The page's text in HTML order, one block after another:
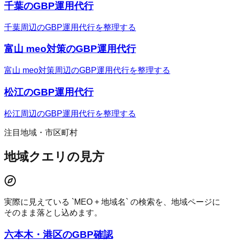
千葉のGBP運用代行
千葉周辺のGBP運用代行を整理する
富山 meo対策のGBP運用代行
富山 meo対策周辺のGBP運用代行を整理する
松江のGBP運用代行
松江周辺のGBP運用代行を整理する
注目地域・市区町村
地域クエリの見方
実際に見えている `MEO + 地域名` の検索を、地域ページに
そのまま落とし込めます。
六本木・港区のGBP確認